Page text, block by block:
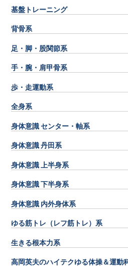
基盤トレーニング
背骨系
足・脚・股関節系
手・腕・肩甲骨系
歩・走運動系
全身系
身体意識 センター・軸系
身体意識 丹田系
身体意識 上半身系
身体意識 下半身系
身体意識 内外身体系
ゆる筋トレ（レフ筋トレ）系
生きる根本力系
高岡英夫のハイテクゆる体操＆運動